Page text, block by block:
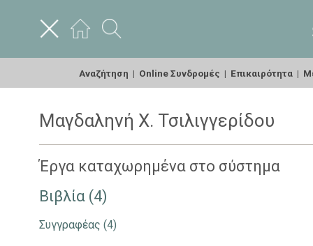
Αναζήτηση | Online Συνδρομές | Επικαιρότητα |
Μαγδαληνή Χ. Τσιλιγγερίδου
Έργα καταχωρημένα στο σύστημα
Βιβλία (4)
Συγγραφέας (4)